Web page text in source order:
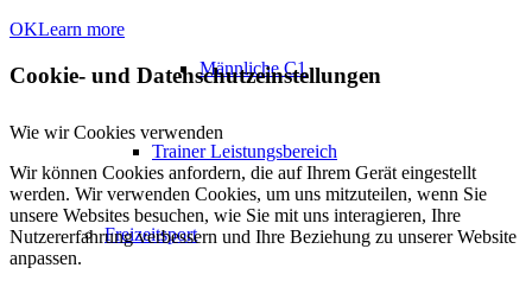
Männliche C1
Trainer Leistungsbereich
Freizeitsport
OKLearn more
Cookie- und Datenschutzeinstellungen
Wie wir Cookies verwenden
Wir können Cookies anfordern, die auf Ihrem Gerät eingestellt
werden. Wir verwenden Cookies, um uns mitzuteilen, wenn Sie
unsere Websites besuchen, wie Sie mit uns interagieren, Ihre
Nutzererfahrung verbessern und Ihre Beziehung zu unserer Website
anpassen.